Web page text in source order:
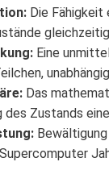
Die Fähigkeit
Eine
Das
des Zustands